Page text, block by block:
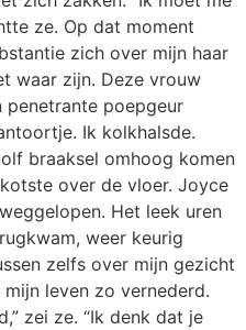
ze. Op dat moment
zich over mijn haar
waar zijn. Deze vrouw
penetrante poepgeur
Ik kolkhalsde.
braaksel omhoog komen
over de vloer. Joyce
Het leek uren
weer keurig
zelfs over mijn gezicht
leven zo vernederd.
zei ze. “Ik denk dat je